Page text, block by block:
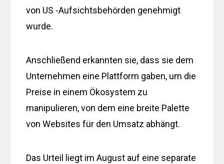
von US -Aufsichtsbehörden genehmigt
wurde.
Anschließend erkannten sie, dass sie dem
Unternehmen eine Plattform gaben, um die
Preise in einem Ökosystem zu
manipulieren, von dem eine breite Palette
von Websites für den Umsatz abhängt.
Das Urteil liegt im August auf eine separate